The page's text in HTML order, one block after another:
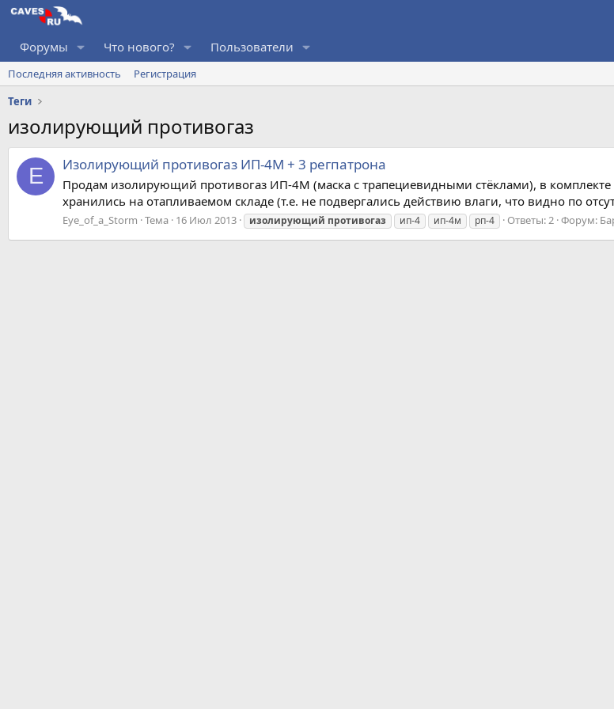
Форумы Что нового? Пользователи
Последняя активность
Регистрация
Теги
изолирующий противогаз
E Изолирующий противогаз ИП-4М + 3 регпатрона
Продам изолирующий противогаз ИП-4М (маска с трапециевидными стёклами), в
хранились на отапливаемом складе (т.е. не подвергались действию влаги, что видно по
Eye_of_a_Storm Тема 16 Июл 2013 изолирующий противогаз ип-4 ип-4м рп-4 Ответы: 2 Форум: